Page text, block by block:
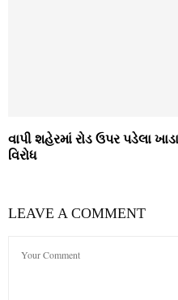
વાપી શહેરમાં રોડ ઉપર પડેલા
વિરોધ
LEAVE A COMMENT